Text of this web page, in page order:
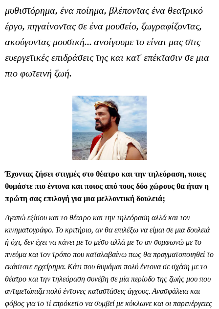
μυθιστόρημα, ένα ποίημα, βλέποντας ένα θεατρικό
έργο, πηγαίνοντας σε ένα μουσείο, ζωγραφίζοντας,
ακούγοντας μουσική... ανοίγουμε το είναι μας στις
ευεργετικές επιδράσεις της και κατ' επέκτασιν σε μια
πιο φωτεινή ζωή.
Έχοντας ζήσει στιγμές στο θέατρο και την τηλεόραση, ποιες
θυμάστε πιο έντονα και ποιος από τους δύο χώρους θα ήταν η
πρώτη σας επιλογή για μια μελλοντική δουλειά;
Αγαπώ εξίσου και το θέατρο και την τηλεόραση αλλά και τον
κινηματογράφο. Το κριτήριο, αν θα επιλέξω να είμαι σε μια δουλειά
ή όχι, δεν έχει να κάνει με το μέσο αλλά με το αν συμφωνώ με το
πνεύμα και τον τρόπο που καταλαβαίνω πως θα πραγματοποιηθεί το
εκάστοτε εγχείρημα. Κάτι που θυμάμαι πολύ έντονα σε σχέση με το
θέατρο και την τηλεόραση συνέβη σε μία περίοδο της ζωής μου που
αντιμετώπιζα πολύ έντονες καταστάσεις άγχους. Ανασφάλεια και
φόβος για το τί επρόκειτο να συμβεί με κύκλωνε και οι παρενέργειες